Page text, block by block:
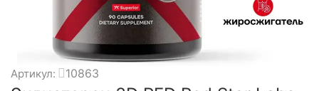
Артикул: 10863